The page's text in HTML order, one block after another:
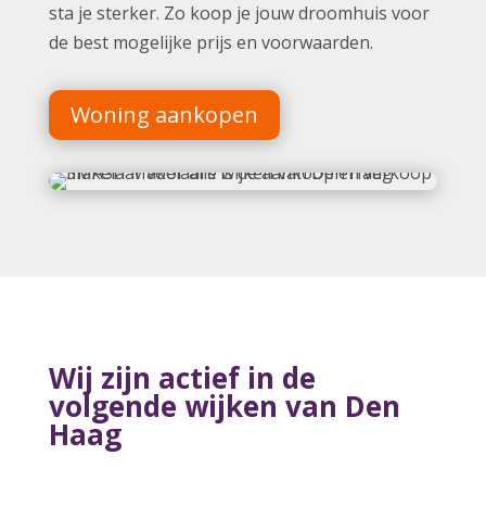
sta je sterker. Zo koop je jouw droomhuis voor
de best mogelijke prijs en voorwaarden.
Woning aankopen
Wij zijn actief in de
volgende wijken van Den
Haag